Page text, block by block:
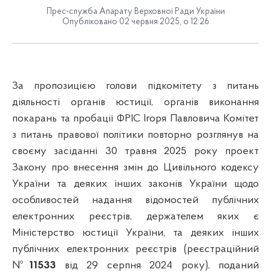
Прес-служба Апарату Верховної Ради України
Опубліковано 02 червня 2025, о 12:26
За пропозицією голови підкомітету з питань
діяльності органів юстиції, органів виконання
покарань та пробації ФРІС Ігоря Павловича Комітет
з питань правової політики повторно розглянув на
своєму засіданні 30 травня 2025 року проект
Закону про внесення змін до Цивільного кодексу
України та деяких інших законів України щодо
особливостей надання відомостей публічних
електронних реєстрів, держателем яких є
Міністерство юстиції України, та деяких інших
публічних електронних реєстрів (реєстраційний
№ 11533 від 29 серпня 2024 року), поданий